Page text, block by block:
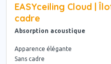
EASYceiling Cloud |
cadre
Absorption acoustique
Apparence élégante
Sans cadre